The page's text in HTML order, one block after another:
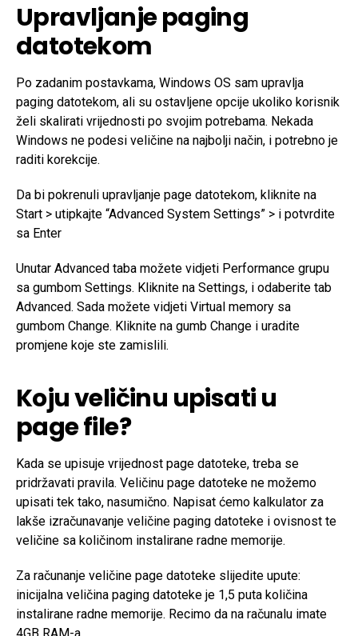
Upravljanje paging
datotekom
Po zadanim postavkama, Windows OS sam upravlja
paging datotekom, ali su ostavljene opcije ukoliko korisnik
želi skalirati vrijednosti po svojim potrebama. Nekada
Windows ne podesi veličine na najbolji način, i potrebno je
raditi korekcije.
Da bi pokrenuli upravljanje page datotekom, kliknite na
Start > utipkajte “Advanced System Settings” > i potvrdite
sa Enter
Unutar Advanced taba možete vidjeti Performance grupu
sa gumbom Settings. Kliknite na Settings, i odaberite tab
Advanced. Sada možete vidjeti Virtual memory sa
gumbom Change. Kliknite na gumb Change i uradite
promjene koje ste zamislili.
Koju veličinu upisati u
page file?
Kada se upisuje vrijednost page datoteke, treba se
pridržavati pravila. Veličinu page datoteke ne možemo
upisati tek tako, nasumično. Napisat ćemo kalkulator za
lakše izračunavanje veličine paging datoteke i ovisnost te
veličine sa količinom instalirane radne memorije.
Za računanje veličine page datoteke slijedite upute:
inicijalna veličina paging datoteke je 1,5 puta količina
instalirane radne memorije. Recimo da na računalu imate